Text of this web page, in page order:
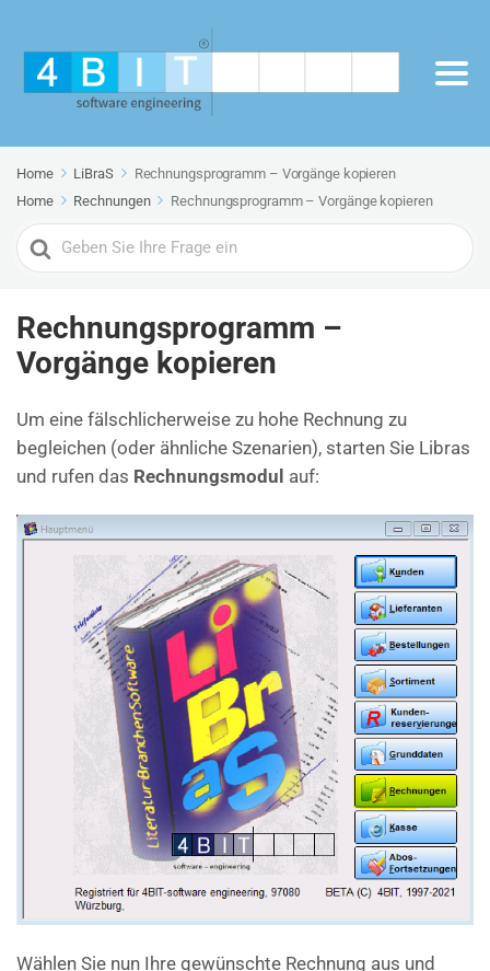
Home LiBraS
Rechnungsprogramm – Vorgänge kopieren
Home
Rechnungen Rechnungsprogramm – Vorgänge kopieren
Search
For
Rechnungsprogramm –
Vorgänge kopieren
Um eine fälschlicherweise zu hohe Rechnung zu
begleichen (oder ähnliche Szenarien), starten Sie Libras
und rufen das Rechnungsmodul auf:
Wählen Sie nun Ihre gewünschte Rechnung aus und